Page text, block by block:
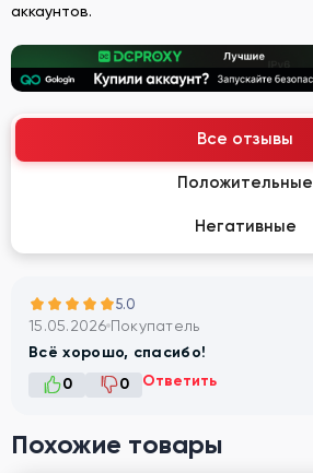
аккаунтов.
Все отзывы
Положительные
Негативные
5.0
15.05.2026 Покупатель
Всё хорошо, спасибо!
0
0 Ответить
Похожие товары